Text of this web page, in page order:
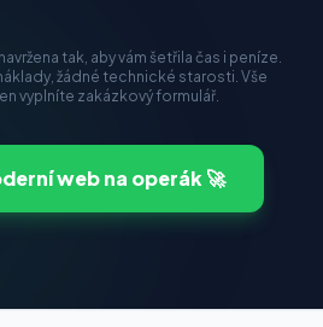
tak, aby vám šetřila čas i peníze.
žádné technické starosti. Vše
vyplníte zakázkový formulář.
web na operák 🚀